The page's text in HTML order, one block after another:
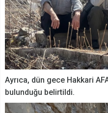
Ayrıca, dün gece Hakkari
bulunduğu belirtildi.